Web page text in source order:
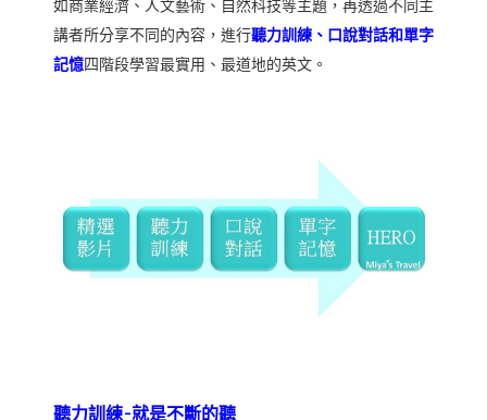
如商業經濟、人文藝術、自然科技等主題，再透過不同主
講者所分享不同的內容，進行聽力訓練、口說對話和單字
記憶四階段學習最實用、最道地的英文。
聽力訓練-就是不斷的聽